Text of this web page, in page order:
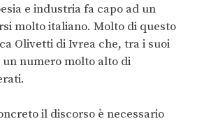
e industria fa capo ad un
molto italiano. Molto di questo
Olivetti di Ivrea che, tra i suoi
numero molto alto di
il discorso è necessario